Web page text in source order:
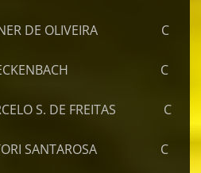
DE OLIVEIRA C
BECKENBACH C
S. DE FREITAS C
SANTAROSA C